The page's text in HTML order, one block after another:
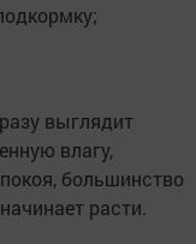
выглядит
влагу,
большинство
расти.